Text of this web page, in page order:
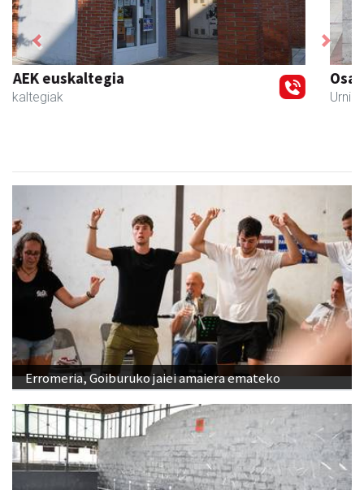
Osane belar eta eko denda
Urnieta - Akupuntura
Previous Next
Erromeria, Goiburuko jaiei amaiera emateko